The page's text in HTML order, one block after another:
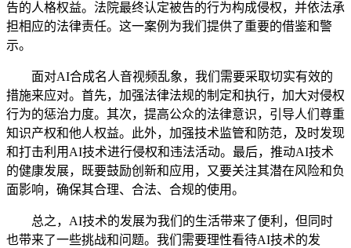
告的人格权益。法院最终认定被告的行为构成侵权，并依法承
担相应的法律责任。这一案例为我们提供了重要的借鉴和警
示。
面对AI合成名人音视频乱象，我们需要采取切实有效的
措施来应对。首先，加强法律法规的制定和执行，加大对侵权
行为的惩治力度。其次，提高公众的法律意识，引导人们尊重
知识产权和他人权益。此外，加强技术监管和防范，及时发现
和打击利用AI技术进行侵权和违法活动。最后，推动AI技术
的健康发展，既要鼓励创新和应用，又要关注其潜在风险和负
面影响，确保其合理、合法、合规的使用。
总之，AI技术的发展为我们的生活带来了便利，但同时
也带来了一些挑战和问题。我们需要理性看待AI技术的发